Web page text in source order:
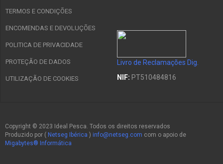
TERMOS E CONDIÇÕES
ENCOMENDAS E DEVOLUÇÕES
POLITICA DE PRIVACIDADE
PROTEÇÃO DE DADOS
UTILIZAÇÃO DE COOKIES
Livro de Reclamações Dig.
NIF: PT510484816
Copyright © 2023 Ideal Pesca. Todos os direitos reservados
Produzido por ( Netseg Ibérica ) info@netseg.com com o apoio de
Migabytes® Informática